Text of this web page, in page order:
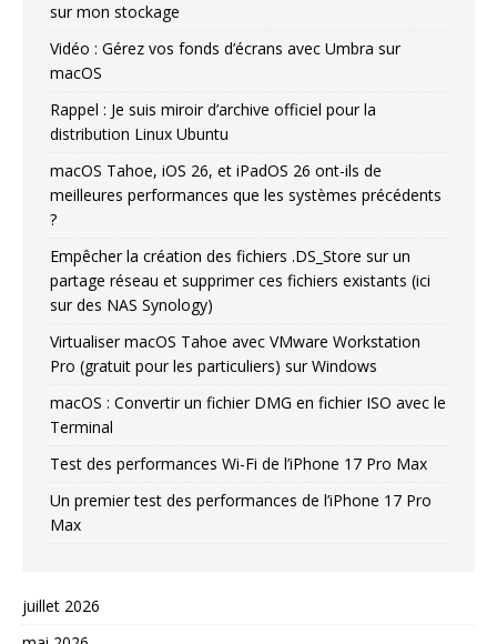
sur mon stockage
Vidéo : Gérez vos fonds d’écrans avec Umbra sur
macOS
Rappel : Je suis miroir d’archive officiel pour la
distribution Linux Ubuntu
macOS Tahoe, iOS 26, et iPadOS 26 ont-ils de
meilleures performances que les systèmes précédents
?
Empêcher la création des fichiers .DS_Store sur un
partage réseau et supprimer ces fichiers existants (ici
sur des NAS Synology)
Virtualiser macOS Tahoe avec VMware Workstation
Pro (gratuit pour les particuliers) sur Windows
macOS : Convertir un fichier DMG en fichier ISO avec le
Terminal
Test des performances Wi-Fi de l’iPhone 17 Pro Max
Un premier test des performances de l’iPhone 17 Pro
Max
juillet 2026